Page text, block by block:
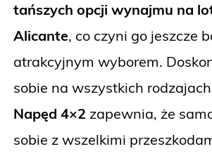
tańszych opcji wynajmu na
Alicante, co czyni go jeszcze
atrakcyjnym wyborem.
sobie na wszystkich
Napęd 4×2 zapewnia, że
sobie z wszelkimi